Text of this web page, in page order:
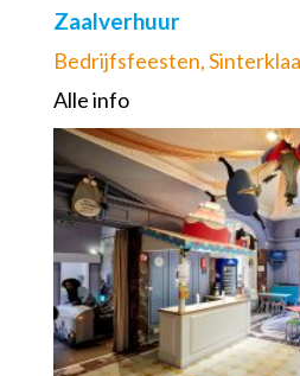
Zaalverhuur
Bedrijfsfeesten,
Alle info